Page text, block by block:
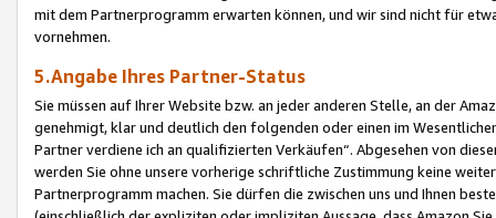
mit dem Partnerprogramm erwarten können, und wir sind nicht für
vornehmen.
5.Angabe Ihres Partner-Status
Sie müssen auf Ihrer Website bzw. an jeder anderen Stelle, an der
genehmigt, klar und deutlich den folgenden oder einen im
Partner verdiene ich an qualifizierten Verkäufen“. Abgesehen von
werden Sie ohne unsere vorherige schriftliche Zustimmung keine
Partnerprogramm machen. Sie dürfen die zwischen uns und Ihnen